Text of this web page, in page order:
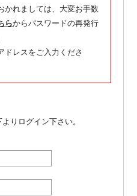
かれましては、大変お手数
らからパスワードの再発行
ドレスをご入力くださ
りログイン下さい。